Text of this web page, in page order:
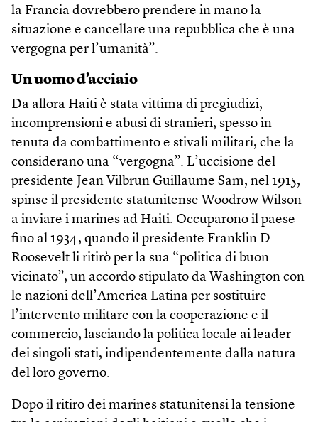
la Francia dovrebbero prendere in mano la
situazione e cancellare una repubblica che è una
vergogna per l’umanità”.
Un uomo d’acciaio
Da allora Haiti è stata vittima di pregiudizi,
incomprensioni e abusi di stranieri, spesso in
tenuta da combattimento e stivali militari, che la
considerano una “vergogna”. L’uccisione del
presidente Jean Vilbrun Guillaume Sam, nel 1915,
spinse il presidente statunitense Woodrow Wilson
a inviare i marines ad Haiti. Occuparono il paese
fino al 1934, quando il presidente Franklin D.
Roosevelt li ritirò per la sua “politica di buon
vicinato”, un accordo stipulato da Washington con
le nazioni dell’America Latina per sostituire
l’intervento militare con la cooperazione e il
commercio, lasciando la politica locale ai leader
dei singoli stati, indipendentemente dalla natura
del loro governo.
Dopo il ritiro dei marines statunitensi la tensione